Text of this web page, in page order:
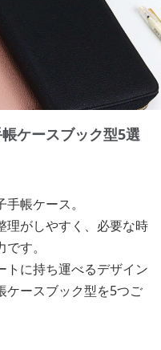
ケースブック型5選
帳ケース。
理がしやすく、必要な時
す。
トに持ち運べるデザイン
ケースブック型を5つご